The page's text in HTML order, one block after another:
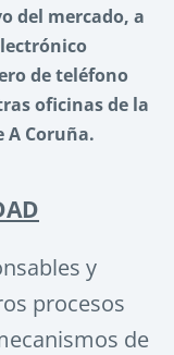
del mercado, a
de teléfono
oficinas de la
A Coruña.
y
procesos
de